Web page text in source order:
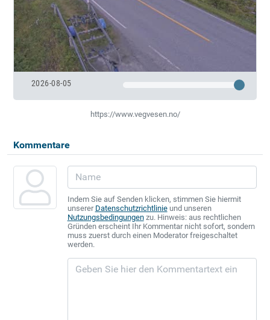
2026-08-05
https://www.vegvesen.no/
Kommentare
Indem Sie auf Senden klicken, stimmen Sie hiermit
unserer Datenschutzrichtlinieund unseren
Nutzungsbedingungenzu. Hinweis: aus rechtlichen
Gründen erscheint Ihr Kommentar nicht sofort, sondern
muss zuerst durch einen Moderator freigeschaltet
werden.